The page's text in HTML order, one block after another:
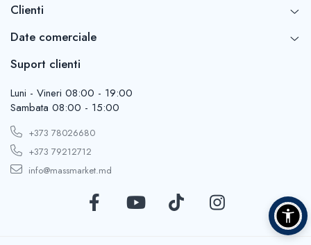
Saci de dormit, saltele, perne
Scaune
Vesela
Imbracaminte, incaltaminte
Imbracaminte
Incaltaminte
Pescuit la Fitofag
Accesorii
Clienti
Date comerciale
Suport clienti
Luni - Vineri 08:00 - 19:00
Sambata 08:00 - 15:00
+373 78026680
+373 79212712
info@massmarket.md